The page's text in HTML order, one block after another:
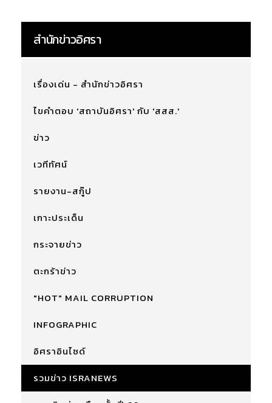
สำนักข่าวอิศรา
เรื่องเด่น - สำนักข่าวอิศรา
ไขคำตอบ 'สถาบันอิศรา' กับ 'สสส.'
ข่าว
เวทีทัศน์
รายงาน-สกู๊ป
เกาะประเด็น
กระจายข่าว
ตะกร้าข่าว
"HOT" MAIL CORRUPTION
INFOGRAPHIC
อิศราอินไซด์
รวมข่าว ISRANEWS